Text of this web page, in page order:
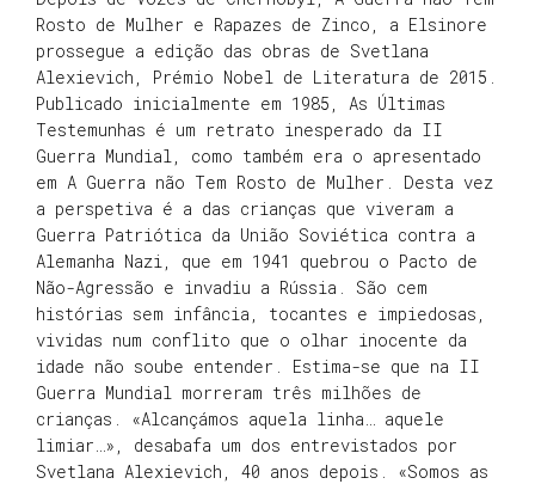
Rosto de Mulher e Rapazes de Zinco, a Elsinore
prossegue a edição das obras de Svetlana
Alexievich, Prémio Nobel de Literatura de 2015.
Publicado inicialmente em 1985, As Últimas
Testemunhas é um retrato inesperado da II
Guerra Mundial, como também era o apresentado
em A Guerra não Tem Rosto de Mulher. Desta vez
a perspetiva é a das crianças que viveram a
Guerra Patriótica da União Soviética contra a
Alemanha Nazi, que em 1941 quebrou o Pacto de
Não-Agressão e invadiu a Rússia. São cem
histórias sem infância, tocantes e impiedosas,
vividas num conflito que o olhar inocente da
idade não soube entender. Estima-se que na II
Guerra Mundial morreram três milhões de
crianças. «Alcançámos aquela linha… aquele
limiar…», desabafa um dos entrevistados por
Svetlana Alexievich, 40 anos depois. «Somos as